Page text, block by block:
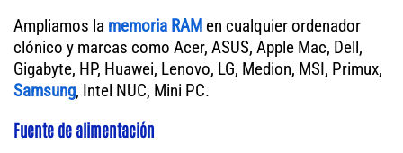
Ampliamos la memoria RAM en cualquier ordenador
clónico y marcas como Acer, ASUS, Apple Mac, Dell,
Gigabyte, HP, Huawei, Lenovo, LG, Medion, MSI, Primux,
Samsung, Intel NUC, Mini PC.
Fuente de alimentación